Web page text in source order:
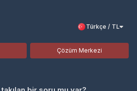
Türkçe / TL
Çözüm Merkezi